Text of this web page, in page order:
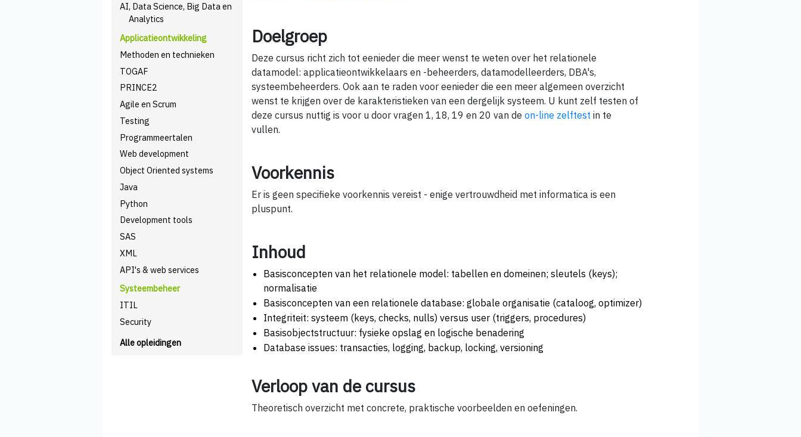
AI, Data Science, Big Data en
Analytics
Applicatieontwikkeling
Methoden en technieken
TOGAF
PRINCE2
Agile en Scrum
Testing
Programmeertalen
Web development
Object Oriented systems
Java
Python
Development tools
SAS
XML
API's & web services
Systeembeheer
ITIL
Security
Alle opleidingen
Doelgroep
Deze cursus richt zich tot eenieder die meer wenst te weten over het relationele
datamodel: applicatieontwikkelaars en -beheerders, datamodelleerders, DBA's,
systeembeheerders. Ook aan te raden voor eenieder die een meer algemeen overzicht
wenst te krijgen over de karakteristieken van een dergelijk systeem. U kunt zelf testen of
deze cursus nuttig is voor u door vragen 1, 18, 19 en 20 van de on-line zelftest in te
vullen.
Voorkennis
Er is geen specifieke voorkennis vereist - enige vertrouwdheid met informatica is een
pluspunt.
Inhoud
Basisconcepten van het relationele model: tabellen en domeinen; sleutels (keys);
normalisatie
Basisconcepten van een relationele database: globale organisatie (cataloog, optimizer)
Integriteit: systeem (keys, checks, nulls) versus user (triggers, procedures)
Basisobjectstructuur: fysieke opslag en logische benadering
Database issues: transacties, logging, backup, locking, versioning
Verloop van de cursus
Theoretisch overzicht met concrete, praktische voorbeelden en oefeningen.